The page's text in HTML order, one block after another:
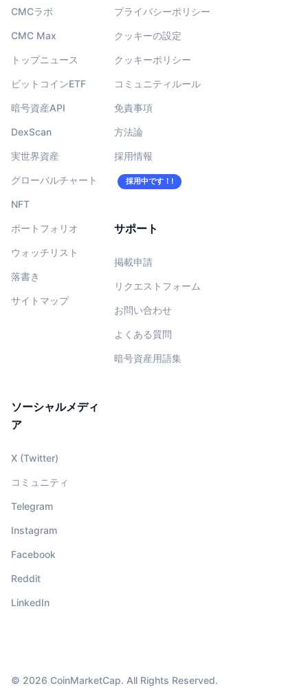
CMCラボ
CMC Max
トップニュース
ビットコインETF
暗号資産API
DexScan
実世界資産
グローバルチャート
NFT
ポートフォリオ
ウォッチリスト
落書き
サイトマップ
プライバシーポリシー
クッキーの設定
クッキーポリシー
コミュニティルール
免責事項
方法論
採用情報
採用中です！!
サポート
掲載申請
リクエストフォーム
お問い合わせ
よくある質問
暗号資産用語集
ソーシャルメディ
ア
X (Twitter)
コミュニティ
Telegram
Instagram
Facebook
Reddit
LinkedIn
© 2026 CoinMarketCap. All Rights Reserved.